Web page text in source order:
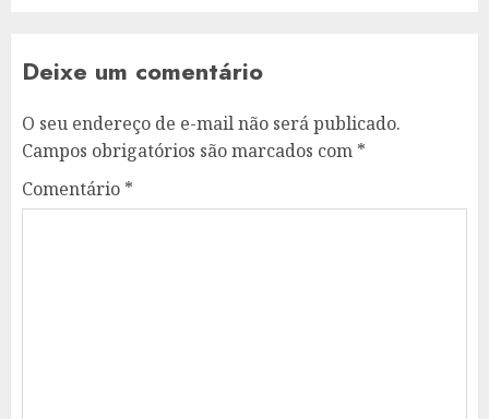
Deixe um comentário
O seu endereço de e-mail não será publicado.
Campos obrigatórios são marcados com *
Comentário *